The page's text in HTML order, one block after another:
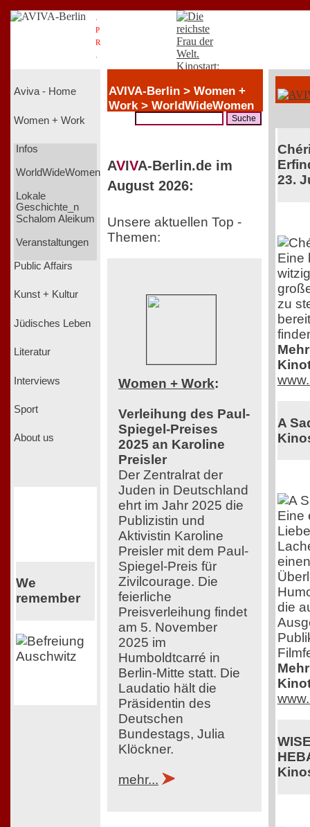
P
R
Aviva - Home
Women + Work
Infos
WorldWideWomen
Lokale
Geschichte_n
Schalom Aleikum
Veranstaltungen
Public Affairs
Kunst + Kultur
Jüdisches Leben
Literatur
Interviews
Sport
About us
We
remember
AVIVA-Berlin > Women +
Work > WorldWideWomen
AVIVA-Berlin.de im
August 2026:
Unsere aktuellen Top -
Themen:
Women + Work:
Verleihung des Paul-
Spiegel-Preises
2025 an Karoline
Preisler
Der Zentralrat der
Juden in Deutschland
ehrt im Jahr 2025 die
Publizistin und
Aktivistin Karoline
Preisler mit dem Paul-
Spiegel-Preis für
Zivilcourage. Die
feierliche
Preisverleihung findet
am 5. November
2025 im
Humboldtcarré in
Berlin-Mitte statt. Die
Laudatio hält die
Präsidentin des
Deutschen
Bundestags, Julia
Klöckner.
mehr...
23.
Eine
zu
A
Eine
die